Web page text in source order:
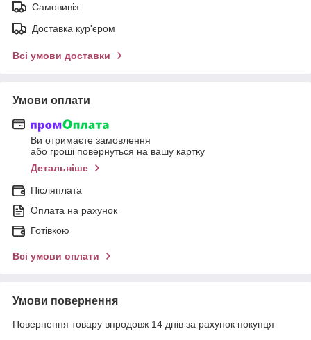
Самовивіз
Доставка кур'єром
Всі умови доставки
Умови оплати
Ви отримаєте замовлення
або гроші повернуться на вашу картку
Детальніше
Післяплата
Оплата на рахунок
Готівкою
Всі умови оплати
Умови повернення
Повернення товару впродовж 14 днів за рахунок покупця